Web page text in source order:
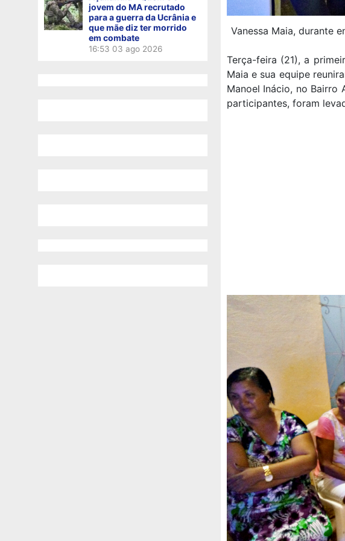
jovem do MA recrutado
para a guerra da Ucrânia e
que mãe diz ter morrido
em combate
16:53 03 ago 2026
Vanessa Maia, durante
Terça-feira (21), a
Maia e sua equipe
Manoel Inácio, no
participantes, foram